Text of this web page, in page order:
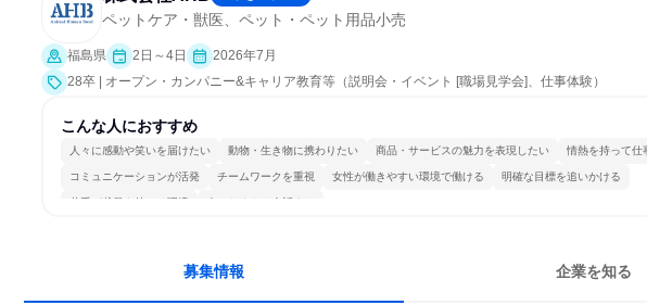
ペットケア・獣医、ペット・ペット用品小売
福島県 2日～4日
2026年7月
28卒 | オープン・カンパニー&キャリア教育等（説明会・イベント [職場見学会]、仕事体験）
こんな人におすすめ
人々に感動や笑いを届けたい 動物・生き物に携わりたい 商品・サービスの魅力を表現したい 情熱を持って仕
コミュニケーションが活発 チームワークを重視 女性が働きやすい環境で働ける 明確な目標を追いかける
若手が裁量を持てる環境 人とたくさん会話する
募集情報 企業を知る